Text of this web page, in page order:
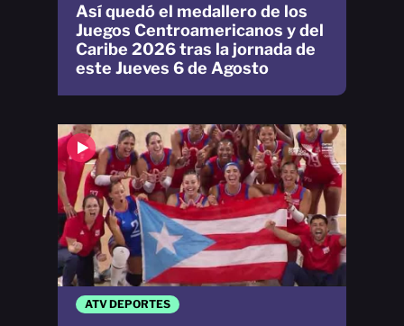
Así quedó el medallero de los
Juegos Centroamericanos y del
Caribe 2026 tras la jornada de
este Jueves 6 de Agosto
ATV DEPORTES